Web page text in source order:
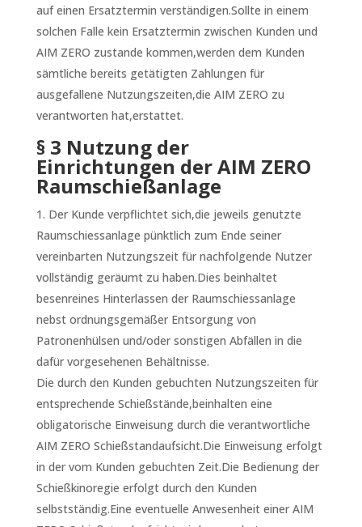
auf einen Ersatztermin verständigen.Sollte in einem
solchen Falle kein Ersatztermin zwischen Kunden und
AIM ZERO zustande kommen,werden dem Kunden
sämtliche bereits getätigten Zahlungen für
ausgefallene Nutzungszeiten,die AIM ZERO zu
verantworten hat,erstattet.
§ 3 Nutzung der
Einrichtungen der AIM ZERO
Raumschießanlage
Der Kunde verpflichtet sich,die jeweils genutzte
Raumschiessanlage pünktlich zum Ende seiner
vereinbarten Nutzungszeit für nachfolgende Nutzer
vollständig geräumt zu haben.Dies beinhaltet
besenreines Hinterlassen der Raumschiessanlage
nebst ordnungsgemäßer Entsorgung von
Patronenhülsen und/oder sonstigen Abfällen in die
dafür vorgesehenen Behältnisse.
Die durch den Kunden gebuchten Nutzungszeiten für
entsprechende Schießstände,beinhalten eine
obligatorische Einweisung durch die verantwortliche
AIM ZERO Schießstandaufsicht.Die Einweisung erfolgt
in der vom Kunden gebuchten Zeit.Die Bedienung der
Schießkinoregie erfolgt durch den Kunden
selbstständig.Eine eventuelle Anwesenheit einer AIM